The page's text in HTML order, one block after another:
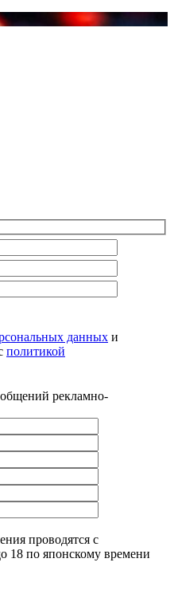
данных и
политикой
рекламно-
проводятся с
18 по японскому времени